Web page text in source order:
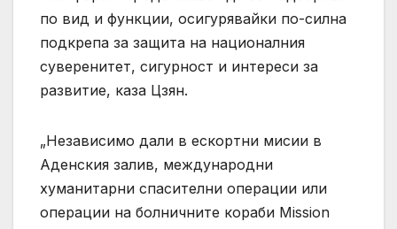
по вид и функции, осигурявайки по-силна
подкрепа за защита на националния
суверенитет, сигурност и интереси за
развитие, каза Цзян.
„Независимо дали в ескортни мисии в
Аденския залив, международни
хуманитарни спасителни операции или
операции на болничните кораби Mission